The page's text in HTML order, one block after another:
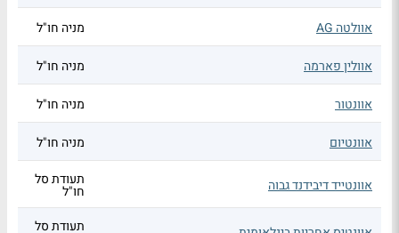
אוולטה AG מניה חו"ל
אוולין פארמה מניה חו"ל
אוונטור מניה חו"ל
אוונטיום מניה חו"ל
אוונטייד דיבידנד גבוה תעודת סל
חו"ל
תעודת סל